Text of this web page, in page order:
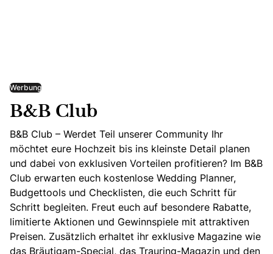
Werbung
B&B Club
B&B Club – Werdet Teil unserer Community Ihr
möchtet eure Hochzeit bis ins kleinste Detail planen
und dabei von exklusiven Vorteilen profitieren? Im B&B
Club erwarten euch kostenlose Wedding Planner,
Budgettools und Checklisten, die euch Schritt für
Schritt begleiten. Freut euch auf besondere Rabatte,
limitierte Aktionen und Gewinnspiele mit attraktiven
Preisen. Zusätzlich erhaltet ihr exklusive Magazine wie
das Bräutigam-Special, das Trauring-Magazin und den